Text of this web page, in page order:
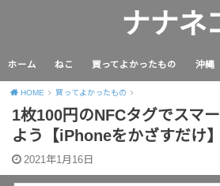
ナナネ
ホーム ねこ 買ってよかったもの 沖縄
HOME 買ってよかったもの
1枚100円のNFCタグでスマ
よう【iPhoneをかざすだけ】
2021年1月16日